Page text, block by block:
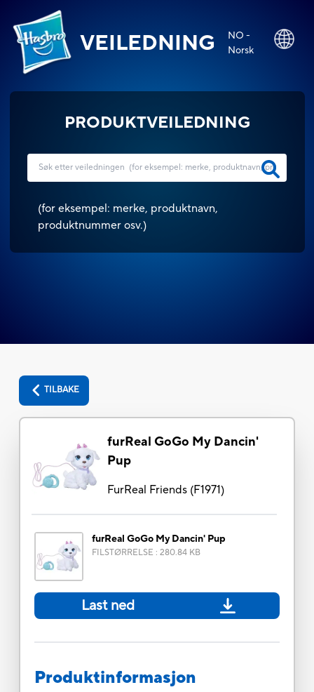
VEILEDNING
NO -
Norsk
PRODUKTVEILEDNING
(for eksempel: merke, produktnavn,
produktnummer osv.)
TILBAKE
furReal GoGo My Dancin'
Pup
FurReal Friends(F1971)
furReal GoGo My Dancin' Pup
FILSTØRRELSE : 280.84 KB
Last ned
Produktinformasjon